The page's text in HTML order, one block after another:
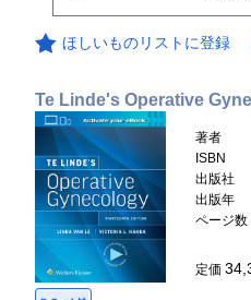
ほしいものリストに登録
Te Linde's Operative
著者
ISBN
出版社
出版年
ページ数
定価